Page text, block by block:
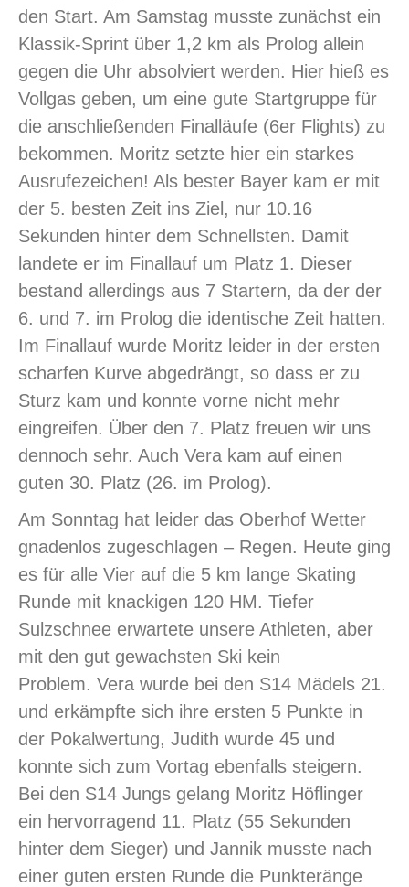
den Start. Am Samstag musste zunächst ein
Klassik-Sprint über 1,2 km als Prolog allein
gegen die Uhr absolviert werden. Hier hieß es
Vollgas geben, um eine gute Startgruppe für
die anschließenden Finalläufe (6er Flights) zu
bekommen. Moritz setzte hier ein starkes
Ausrufezeichen! Als bester Bayer kam er mit
der 5. besten Zeit ins Ziel, nur 10.16
Sekunden hinter dem Schnellsten. Damit
landete er im Finallauf um Platz 1. Dieser
bestand allerdings aus 7 Startern, da der der
6. und 7. im Prolog die identische Zeit hatten.
Im Finallauf wurde Moritz leider in der ersten
scharfen Kurve abgedrängt, so dass er zu
Sturz kam und konnte vorne nicht mehr
eingreifen. Über den 7. Platz freuen wir uns
dennoch sehr. Auch Vera kam auf einen
guten 30. Platz (26. im Prolog).
Am Sonntag hat leider das Oberhof Wetter
gnadenlos zugeschlagen – Regen. Heute ging
es für alle Vier auf die 5 km lange Skating
Runde mit knackigen 120 HM. Tiefer
Sulzschnee erwartete unsere Athleten, aber
mit den gut gewachsten Ski kein
Problem. Vera wurde bei den S14 Mädels 21.
und erkämpfte sich ihre ersten 5 Punkte in
der Pokalwertung, Judith wurde 45 und
konnte sich zum Vortag ebenfalls steigern.
Bei den S14 Jungs gelang Moritz Höflinger
ein hervorragend 11. Platz (55 Sekunden
hinter dem Sieger) und Jannik musste nach
einer guten ersten Runde die Punkteränge